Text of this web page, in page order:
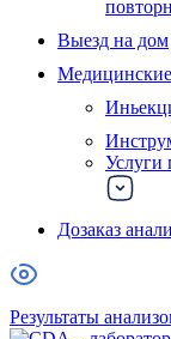
Выезд на дом
Услуги
Дозаказ
Результаты